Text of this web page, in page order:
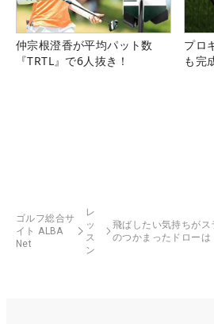
仲宗根澄香が平均パット数
『TRTL』で6人抜き！
プロ
も完
ゴルフ総合サ
イト ALBA
Net
レ
ッ
ス
ン
飛ばしたい気持ちが
のつかまったドローは